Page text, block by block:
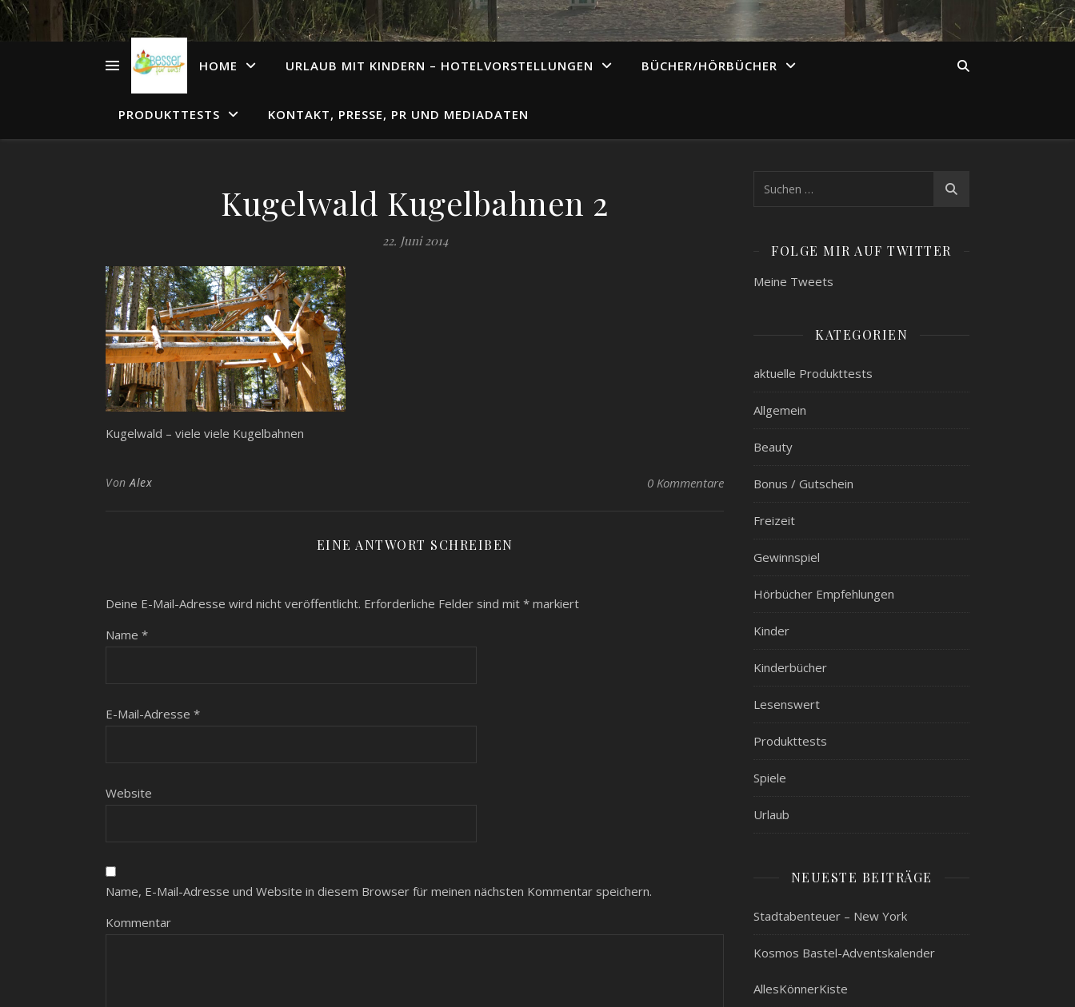
HOME URLAUB MIT KINDERN – HOTELVORSTELLUNGEN BÜCHER/HÖRBÜCHER
PRODUKTTESTS KONTAKT, PRESSE, PR UND MEDIADATEN
Kugelwald Kugelbahnen 2
22. Juni 2014
Kugelwald – viele viele Kugelbahnen
VonAlex 0 Kommentare
EINE ANTWORT SCHREIBEN
Deine E-Mail-Adresse wird nicht veröffentlicht. Erforderliche Felder sind mit * markiert
Name *
E-Mail-Adresse *
Website
Name, E-Mail-Adresse und Website in diesem Browser für meinen nächsten Kommentar speichern.
Kommentar
FOLGE MIR AUF TWITTER
Meine Tweets
KATEGORIEN
aktuelle Produkttests
Allgemein
Beauty
Bonus / Gutschein
Freizeit
Gewinnspiel
Hörbücher Empfehlungen
Kinder
Kinderbücher
Lesenswert
Produkttests
Spiele
Urlaub
NEUESTE BEITRÄGE
Stadtabenteuer – New York
Kosmos Bastel-Adventskalender
AllesKönnerKiste